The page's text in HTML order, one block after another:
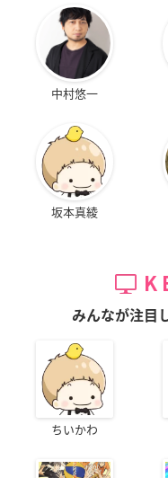
中村悠一
坂本真綾
みんなが注目
ちいかわ